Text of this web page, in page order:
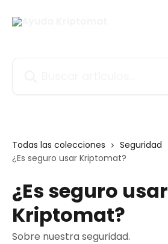
Todas las colecciones
Seguridad
¿Es seguro usar Kriptomat?
¿Es seguro usar
Kriptomat?
Sobre nuestra seguridad.